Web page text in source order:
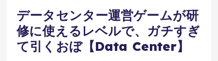
データセンター運営ゲームが研
修に使えるレベルで、ガチすぎ
て引くおぼ【Data Center】